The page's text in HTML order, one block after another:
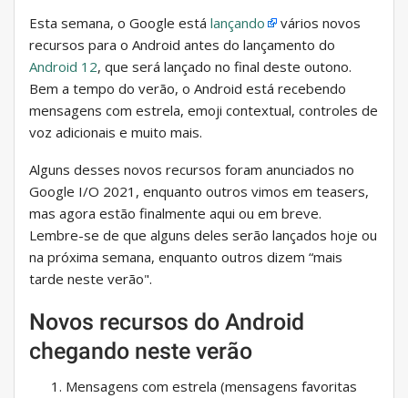
Esta semana, o Google está lançando
vários novos
recursos para o Android antes do lançamento do
Android 12, que será lançado no final deste outono.
Bem a tempo do verão, o Android está recebendo
mensagens com estrela, emoji contextual, controles de
voz adicionais e muito mais.
Alguns desses novos recursos foram anunciados no
Google I/O 2021, enquanto outros vimos em teasers,
mas agora estão finalmente aqui ou em breve.
Lembre-se de que alguns deles serão lançados hoje ou
na próxima semana, enquanto outros dizem “mais
tarde neste verão".
Novos recursos do Android
chegando neste verão
Mensagens com estrela (mensagens favoritas